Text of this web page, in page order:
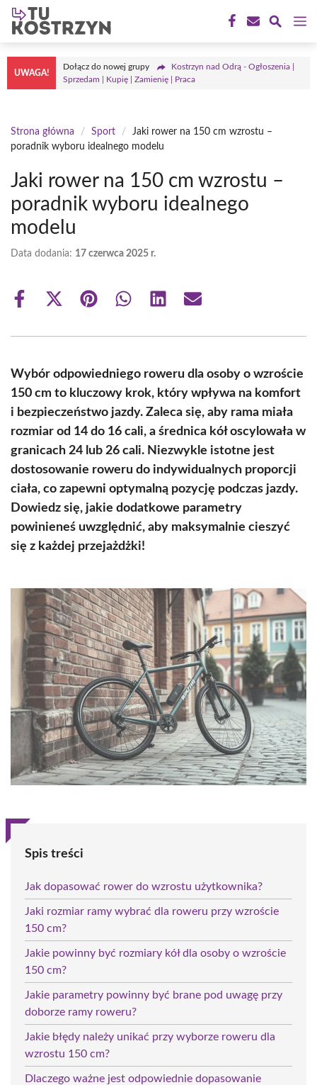
Przejdź
treści
UWAGA!
Dołącz do nowej grupy
Kostrzyn nad Odrą - Ogłoszenia |
Sprzedam | Kupię | Zamienię | Praca
Strona główna / Sport /
Jaki rower na 150 cm wzrostu –
poradnik wyboru idealnego modelu
Jaki rower na 150 cm wzrostu –
poradnik wyboru idealnego
modelu
Data dodania: 17 czerwca 2025 r.
Share
Share
(Twitter)
Share Share Share Share
Wybór odpowiedniego roweru dla osoby o wzroście
150 cm to kluczowy krok, który wpływa na komfort
i bezpieczeństwo jazdy. Zaleca się, aby rama miała
rozmiar od 14 do 16 cali, a średnica kół oscylowała w
granicach 24 lub 26 cali. Niezwykle istotne jest
dostosowanie roweru do indywidualnych proporcji
ciała, co zapewni optymalną pozycję podczas jazdy.
Dowiedz się, jakie dodatkowe parametry
powinieneś uwzględnić, aby maksymalnie cieszyć
się z każdej przejażdżki!
Spis treści
Jak dopasować rower do wzrostu użytkownika?
Jaki rozmiar ramy wybrać dla roweru przy wzroście
150 cm?
Jakie powinny być rozmiary kół dla osoby o wzroście
150 cm?
Jakie parametry powinny być brane pod uwagę przy
doborze ramy roweru?
Jakie błędy należy unikać przy wyborze roweru dla
wzrostu 150 cm?
Dlaczego ważne jest odpowiednie dopasowanie